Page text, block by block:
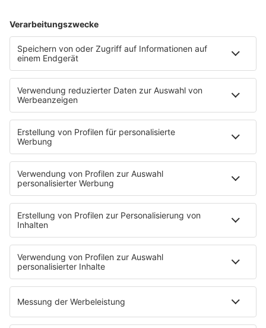
21.07.2023 Folge 170
#170 - TODESURSACHE - INSIDE
TODESURSACHE
INFO
#169 - TODESURSACHE - DRAMA IN
HAMBURG (TATORT NEWS)
INFO
#168 - TODESURSACHE -
SELBSTBESTIMMTE PROPHEZEIUNG
Folge 167
(MARK BENECKE) - TEIL 2
INFO
23.06.2023 Folge 166
#166 - TODESURSACHE - ANGST VOR DEM
UNBEKANNTEN
INFO